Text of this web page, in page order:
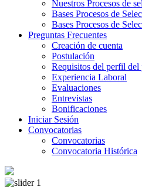
Nuestros Procesos de
Bases Procesos de
Bases Procesos de
Preguntas Frecuentes
Creación de cuenta
Postulación
Requisitos del perfil del
Experiencia Laboral
Evaluaciones
Entrevistas
Bonificaciones
Iniciar Sesión
Convocatorias
Convocatorias
Convocatoria Histórica